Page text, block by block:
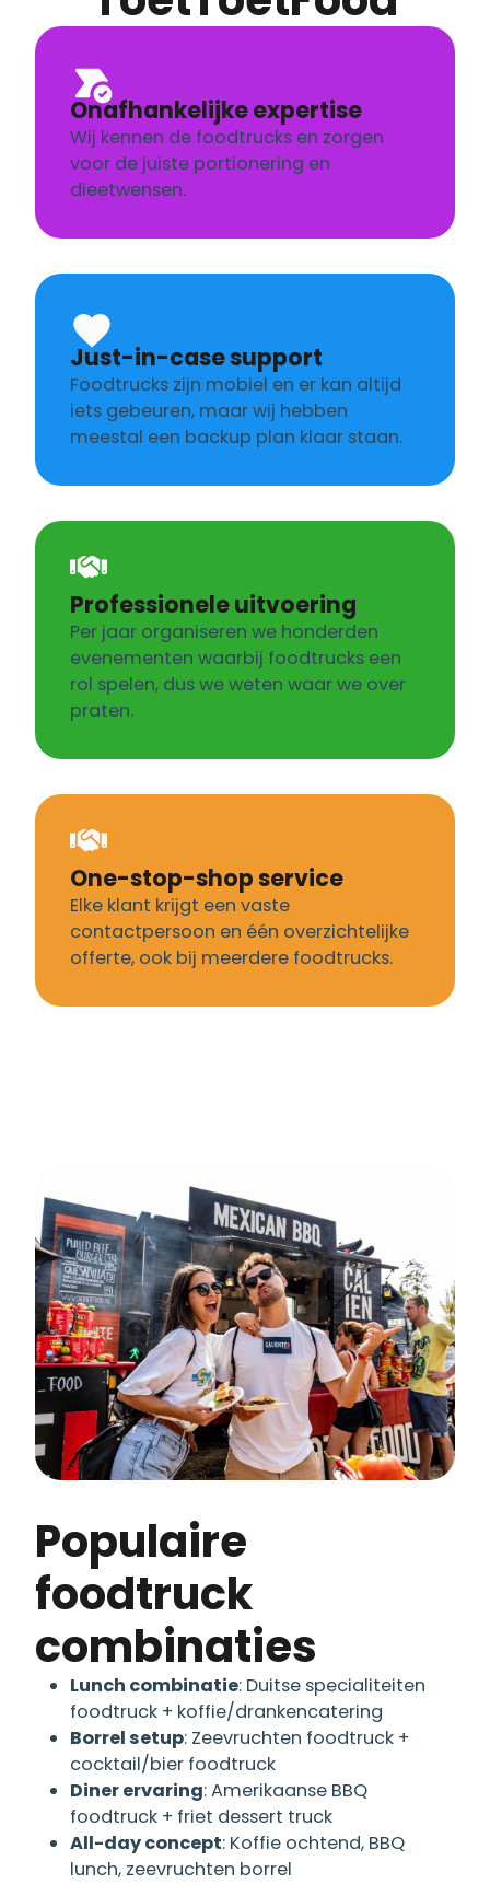
Onafhankelijke expertise
Wij kennen de foodtrucks en zorgen
voor de juiste portionering en
dieetwensen.
Just-in-case support
Foodtrucks zijn mobiel en er kan altijd
iets gebeuren, maar wij hebben
meestal een backup plan klaar staan.
Professionele uitvoering
Per jaar organiseren we honderden
evenementen waarbij foodtrucks een
rol spelen, dus we weten waar we over
praten.
One-stop-shop service
Elke klant krijgt een vaste
contactpersoon en één overzichtelijke
offerte, ook bij meerdere foodtrucks.
Populaire
foodtruck
combinaties
Lunch combinatie: Duitse specialiteiten
foodtruck + koffie/drankencatering
Borrel setup: Zeevruchten foodtruck +
cocktail/bier foodtruck
Diner ervaring: Amerikaanse BBQ
foodtruck + friet dessert truck
All-day concept: Koffie ochtend, BBQ
lunch, zeevruchten borrel